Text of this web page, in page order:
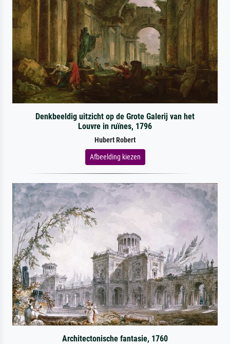
Denkbeeldig uitzicht op de Grote Galerij van het
Louvre in ruïnes, 1796
Hubert Robert
Afbeelding kiezen
Architectonische fantasie, 1760